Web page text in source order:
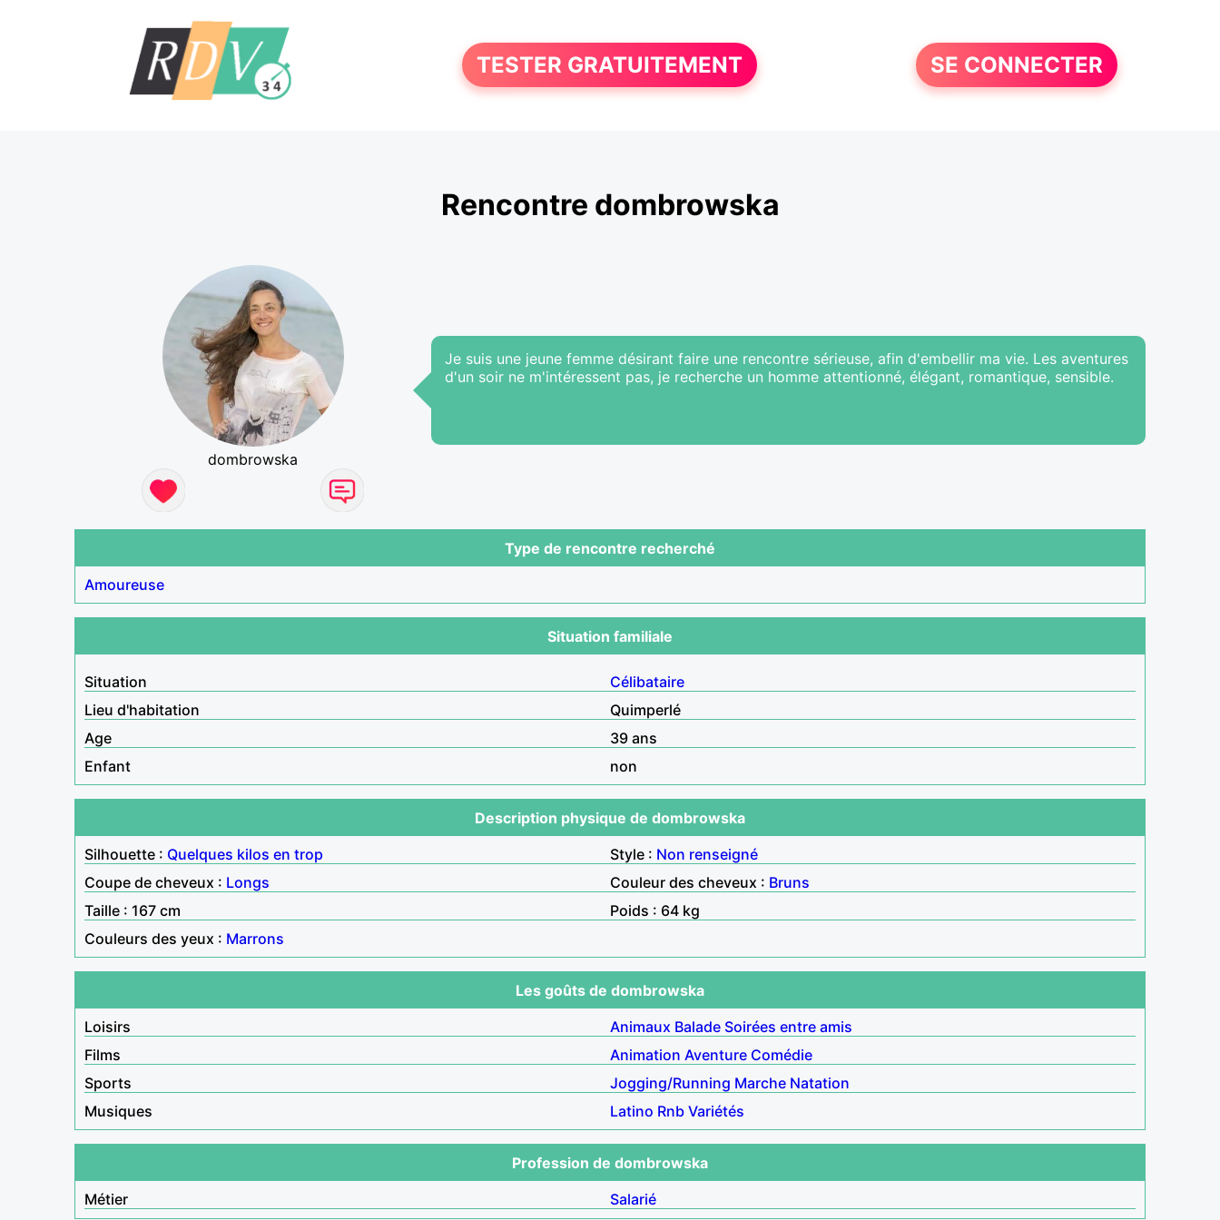
TESTER GRATUITEMENT SE CONNECTER
Rencontre dombrowska
dombrowska
Je suis une jeune femme désirant faire une rencontre sérieuse, afin d'embellir ma vie. Les aventures
d'un soir ne m'intéressent pas, je recherche un homme attentionné, élégant, romantique, sensible.
Type de rencontre recherché
Amoureuse
Situation familiale
Situation
Célibataire
Lieu d'habitation
Quimperlé
Age
39 ans
Enfant
non
Description physique de dombrowska
Silhouette : Quelques kilos en trop Style : Non renseigné
Coupe de cheveux : Longs Couleur des cheveux : Bruns
Taille : 167 cm
Poids : 64 kg
Couleurs des yeux : Marrons
Les goûts de dombrowska
Loisirs
Animaux Balade Soirées entre amis
Films
Animation Aventure Comédie
Sports
Jogging/Running Marche Natation
Musiques
Latino Rnb Variétés
Profession de dombrowska
Métier
Salarié